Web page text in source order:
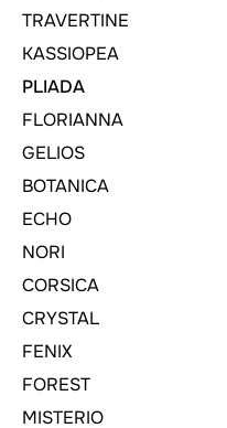
TRAVERTINE
KASSIOPEA
PLIADA
FLORIANNA
GELIOS
BOTANICA
ECHO
NORI
CORSICA
CRYSTAL
FENIX
FOREST
MISTERIO